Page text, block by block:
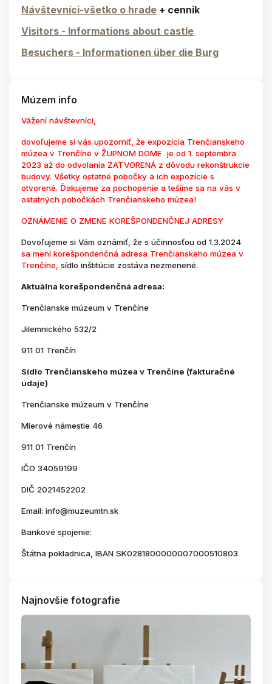
Návštevníci-všetko o hrade + cennik
Visitors - Informations about castle
Besuchers - Informationen über die Burg
Múzem info
Vážení návštevníci,
dovoľujeme si vás upozorniť, že expozícia Trenčianskeho
múzea v Trenčíne v ŽUPNOM DOME je od 1. septembra
2023 až do odvolania ZATVORENÁ z dôvodu rekonštrukcie
budovy. Všetky ostatné pobočky a ich expozície s
otvorené. Ďakujeme za pochopenie a tešíme sa na vás v
ostatných pobočkách Trenčianskeho múzea!
OZNÁMENIE O ZMENE KOREŠPONDENČNEJ ADRESY
Dovoľujeme si Vám oznámiť, že s účinnosťou od 1.3.2024
sa mení korešpondenčná adresa Trenčianskeho múzea v
Trenčíne, sídlo inštitúcie zostáva nezmenené.
Aktuálna korešpondenčná adresa:
Trenčianske múzeum v Trenčíne
Jilemnického 532/2
911 01 Trenčín
Sídlo Trenčianskeho múzea v Trenčíne (fakturačné
údaje)
Trenčianske múzeum v Trenčíne
Mierové námestie 46
911 01 Trenčín
IČO 34059199
DIČ 2021452202
Email: info@muzeumtn.sk
Bankové spojenie:
Štátna pokladnica, IBAN SK0281800000007000510803
Najnovšie fotografie